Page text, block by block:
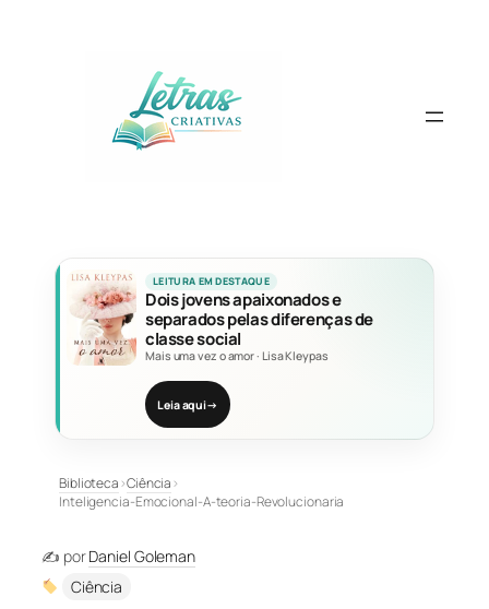
LEITURA EM DESTAQUE
Dois jovens apaixonados e
separados pelas diferenças de
classe social
Mais uma vez o amor· Lisa Kleypas
Leia aqui→
Biblioteca›Ciência›
Inteligencia-Emocional-A-teoria-Revolucionaria
✍️ porDaniel Goleman
Ciência